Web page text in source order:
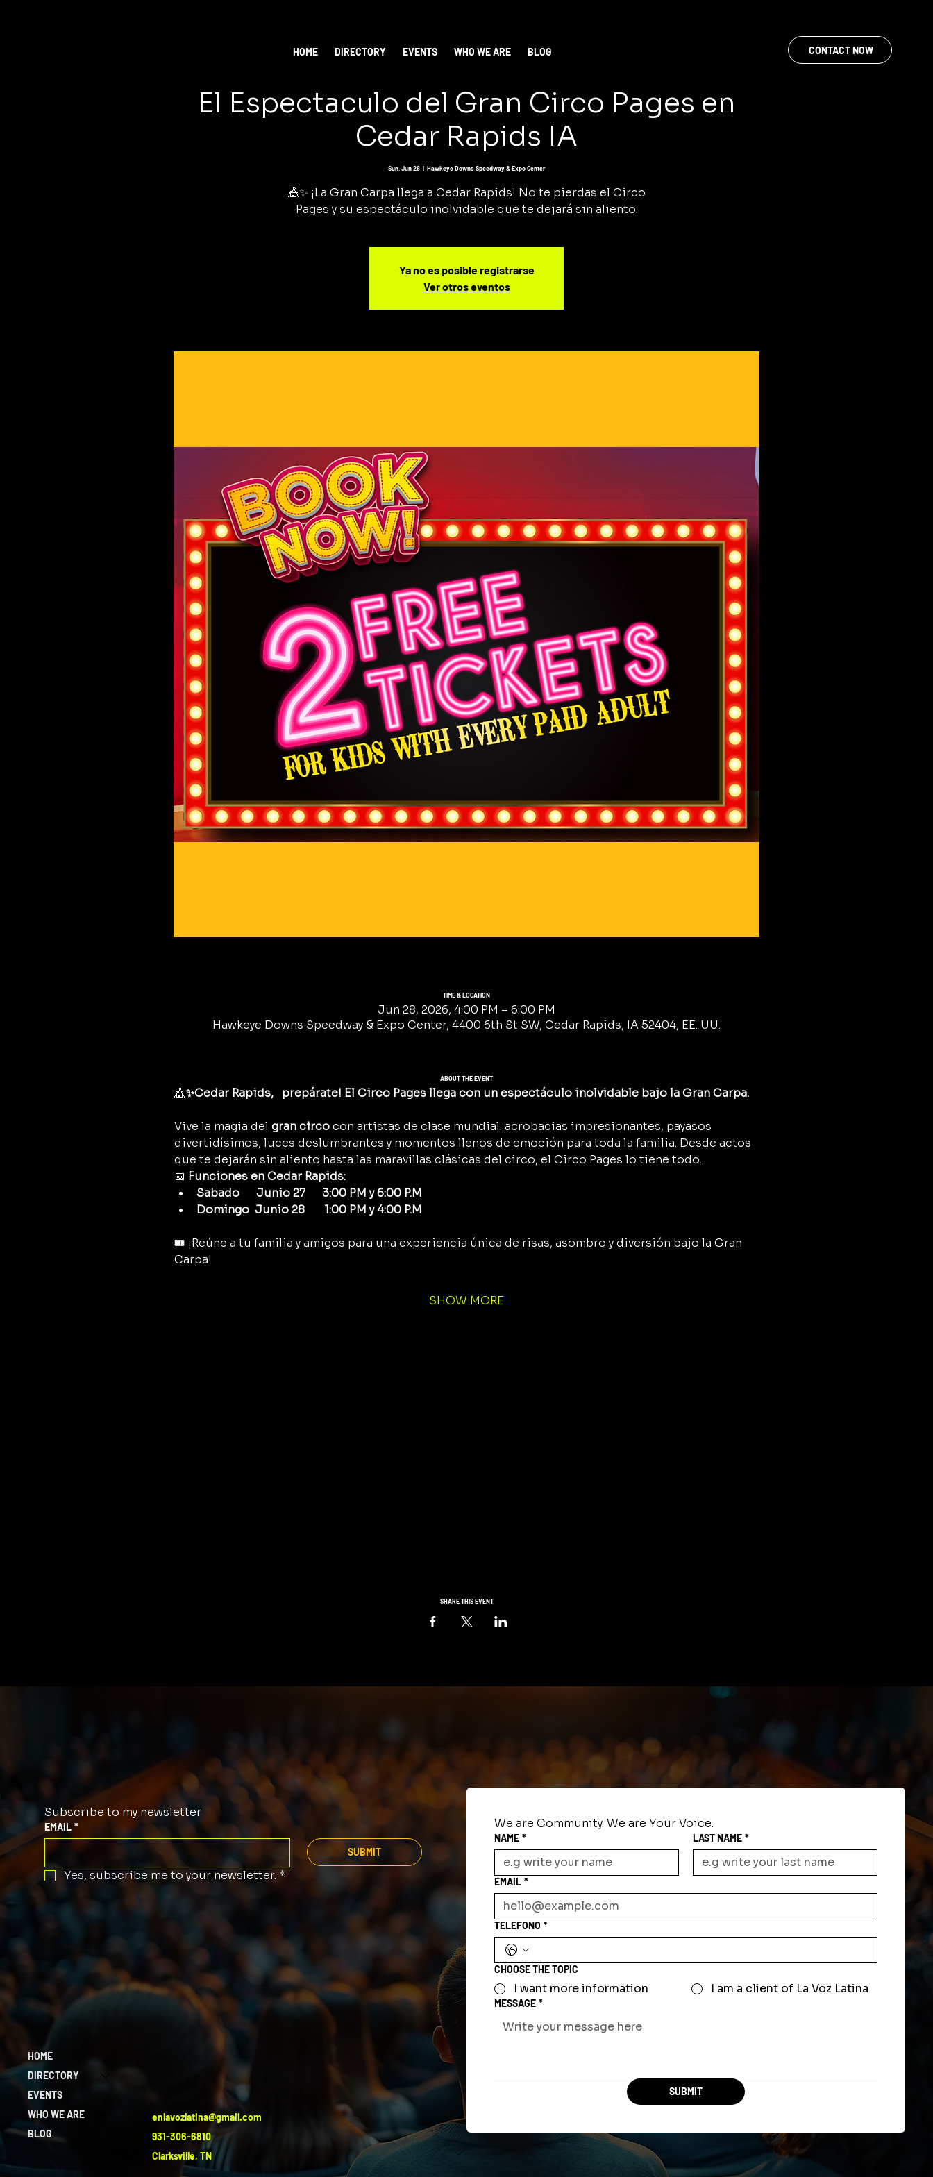
HOME DIRECTORY EVENTS WHO WE ARE BLOG CONTACT NOW
El Espectaculo del Gran Circo Pages en
Cedar Rapids IA
Sun, Jun 28
  |
Hawkeye Downs Speedway & Expo Center
🎪✨ ¡La Gran Carpa llega a Cedar Rapids! No te pierdas el Circo
Pages y su espectáculo inolvidable que te dejará sin aliento.
Ya no es posible registrarse
Ver otros eventos
TIME & LOCATION
Jun 28, 2026, 4:00 PM – 6:00 PM
Hawkeye Downs Speedway & Expo Center, 4400 6th St SW, Cedar Rapids, IA 52404, EE. UU.
ABOUT THE EVENT
🎪✨Cedar Rapids,   prepárate! El Circo Pages llega con un espectáculo inolvidable bajo la Gran Carpa.
Vive la magia del gran circo con artistas de clase mundial: acrobacias impresionantes, payasos
divertidísimos, luces deslumbrantes y momentos llenos de emoción para toda la familia. Desde actos
que te dejarán sin aliento hasta las maravillas clásicas del circo, el Circo Pages lo tiene todo.
📅 Funciones en Cedar Rapids:
Sabado      Junio 27      3:00 PM y 6:00 P.M
Domingo  Junio 28       1:00 PM y 4:00 P.M
🎟️ ¡Reúne a tu familia y amigos para una experiencia única de risas, asombro y diversión bajo la Gran
Carpa!
SHOW MORE
SHARE THIS EVENT
Subscribe to my newsletter
EMAIL *
SUBMIT
Yes, subscribe me to your newsletter. *
We are Community. We are Your Voice.
NAME * LAST NAME *
EMAIL *
TELEFONO *
CHOOSE THE TOPIC
I want more information I am a client of La Voz Latina
MESSAGE *
SUBMIT
HOME
DIRECTORY
EVENTS
WHO WE ARE
BLOG
enlavozlatina@gmail.com
931-306-6810
Clarksville, TN